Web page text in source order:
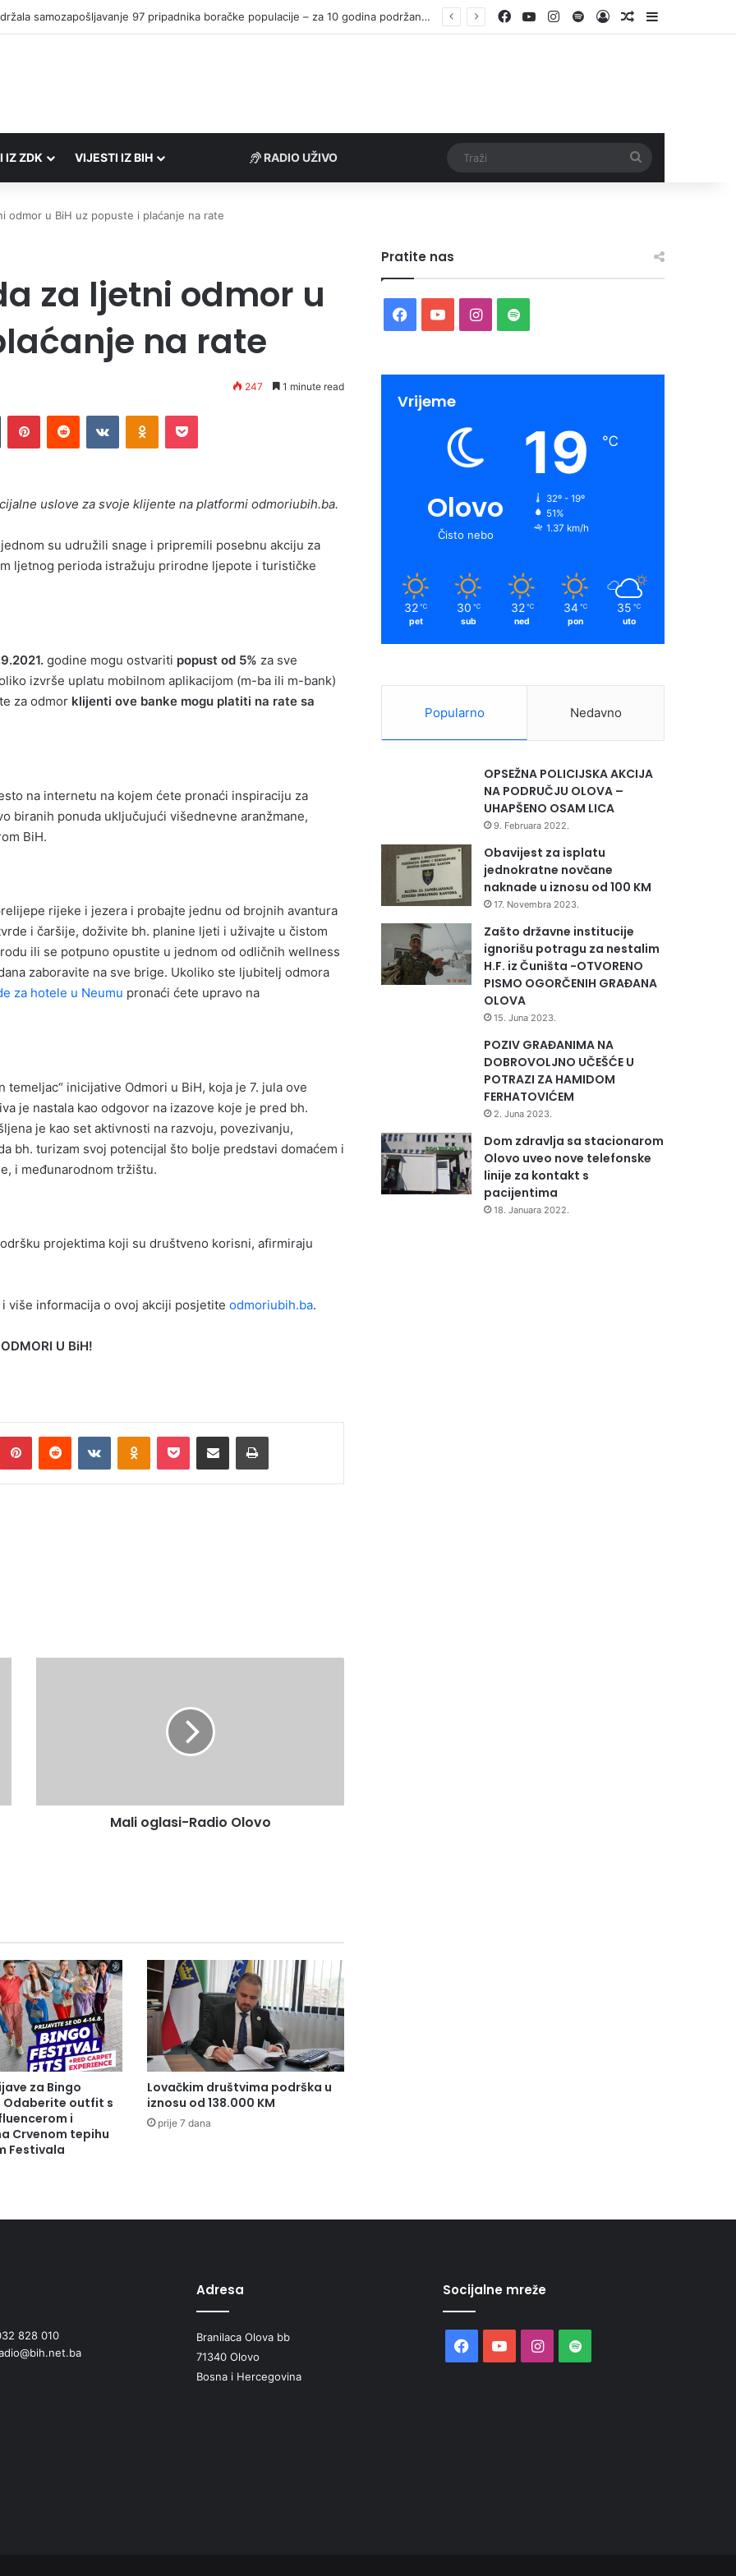
Otvorene prijave za Bingo Festival Fits: Odaberite outfit s omiljenim influencerom i zablistajte na Crvenom tepihu Sarajevo Film Festivala Facebook
YouTubeInstagram
SpotifyLog InRandom Article
Sidebar
IZ ZDK VIJESTI IZ BIH RADIO UŽIVO
odmor u BiH uz popuste i plaćanje na rate
za ljetni odmor u
na rate
247 1 minute read
Tumblr PinterestReddit VKontakteOdnoklassniki
Pocket
uslove za svoje klijente na platformi odmoriubih.ba.
su udružili snage i pripremili posebnu akciju za
ljetnog perioda istražuju prirodne ljepote i turističke
godine mogu ostvariti popust od 5% za sve
izvrše uplatu mobilnom aplikacijom (m-ba ili m-bank)
za odmor klijenti ove banke mogu platiti na rate sa
na internetu na kojem ćete pronaći inspiraciju za
biranih ponuda uključujući višednevne aranžmane,
BiH.
rijeke i jezera i probajte jednu od brojnih avantura
i čaršije, doživite bh. planine ljeti i uživajte u čistom
ili se potpuno opustite u jednom od odličnih wellness
zaboravite na sve brige. Ukoliko ste ljubitelj odmora
za hotele u Neumu pronaći ćete upravo na
inicijative Odmori u BiH, koja je 7. jula ove
je nastala kao odgovor na izazove koje je pred bh.
je kao set aktivnosti na razvoju, povezivanju,
bh. turizam svoj potencijal što bolje predstavi domaćem i
i međunarodnom tržištu.
projektima koji su društveno korisni, afirmiraju
više informacija o ovoj akciji posjetite odmoriubih.ba.
U BiH!
PinterestReddit VKontakteOdnoklassniki
Pocket Podijeli putem Emaila Print
Mali oglasi-Radio Olovo
za Bingo
Odaberite outfit s
i
Crvenom tepihu
Festivala
Lovačkim društvima podrška u
iznosu od 138.000 KM
prije 7 dana
Pratite nas
Facebook
YouTubeInstagram
Spotify
Vrijeme
Olovo
Čisto nebo
19 ℃
32º - 19º
51%
1.37 km/h
32 ℃
pet
30 ℃
sub
32 ℃
ned
34 ℃
pon
35 ℃
uto
Popularno Nedavno
OPSEŽNA POLICIJSKA AKCIJA
NA PODRUČJU OLOVA –
UHAPŠENO OSAM LICA
9. Februara 2022.
Obavijest za isplatu
jednokratne novčane
naknade u iznosu od 100 KM
17. Novembra 2023.
Zašto državne institucije
ignorišu potragu za nestalim
H.F. iz Čuništa -OTVORENO
PISMO OGORČENIH GRAĐANA
OLOVA
15. Juna 2023.
POZIV GRAĐANIMA NA
DOBROVOLJNO UČEŠĆE U
POTRAZI ZA HAMIDOM
FERHATOVIĆEM
2. Juna 2023.
Dom zdravlja sa stacionarom
Olovo uveo nove telefonske
linije za kontakt s
pacijentima
18. Januara 2022.
828 010
Adresa
Branilaca Olova bb
71340 Olovo
Bosna i Hercegovina
Socijalne mreže
Facebook
YouTubeInstagram
Spotify